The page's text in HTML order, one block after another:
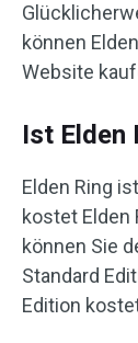
können
Website
Ist Elden
Elden Ring
kostet Elden
können Sie
Standard
Edition